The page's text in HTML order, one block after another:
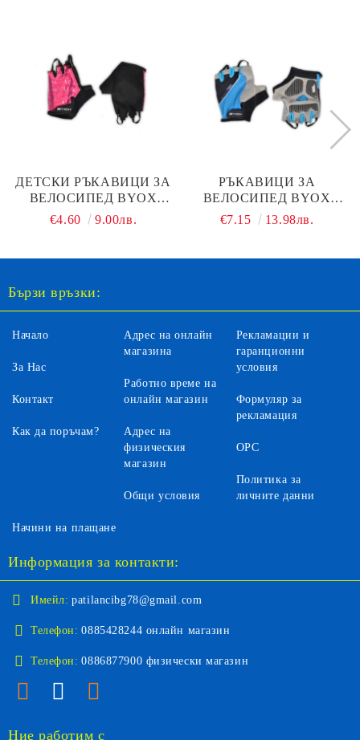
ДЕТСКИ РЪКАВИЦИ ЗА
ВЕЛОСИПЕД BYOX
NINA
€4.60 9.00лв.
РЪКАВИЦИ ЗА
ВЕЛОСИПЕД BYOX
AU201 СИН
€7.15 13.98лв.
Бързи връзки:
Начало
За Нас
Контакт
Как да поръчам?
Адрес на онлайн
магазина
Работно време на
онлайн магазин
Адрес на
физическия
магазин
Общи условия
Рекламации и
гаранционни
условия
Формуляр за
рекламация
ОРС
Политика за
личните данни
Начини на плащане
Информация за контакти:
Имейл: patilancibg78@gmail.com
Телефон: 0885428244 онлайн магазин
Телефон: 0886877900 физически магазин
Ние работим с